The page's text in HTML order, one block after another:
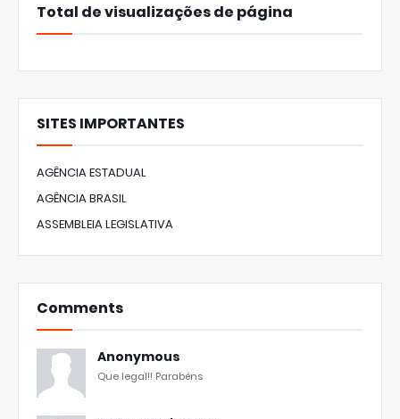
Total de visualizações de página
SITES IMPORTANTES
AGÊNCIA ESTADUAL
AGÊNCIA BRASIL
ASSEMBLEIA LEGISLATIVA
Comments
Anonymous
Que legal!! Parabéns